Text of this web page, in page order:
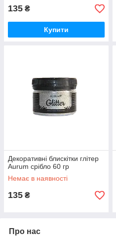
135 ₴
Купити
Декоративні блискітки глітер
Aurum срібло 60 гр
Немає в наявності
135 ₴
Про нас